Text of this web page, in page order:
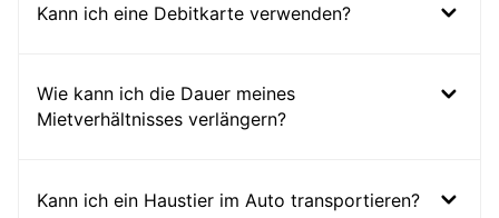
Kann ich eine Debitkarte verwenden?
Wie kann ich die Dauer meines
Mietverhältnisses verlängern?
Kann ich ein Haustier im Auto transportieren?